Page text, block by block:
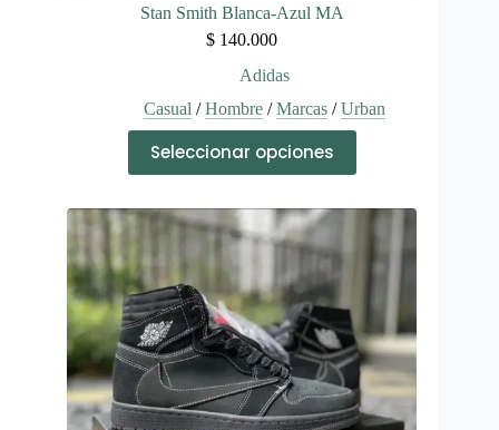
Stan Smith Blanca-Azul MA
$ 140.000
Adidas
Casual /Hombre/Marcas/Urban
Seleccionar opciones
producto
tiene
variantes.
Las
pueden
elegir
en
la
página
de
producto